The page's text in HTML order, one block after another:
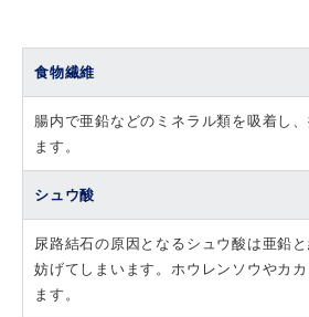
食物繊維
腸内で亜鉛などのミネラル類を吸着し
ます。
シュウ酸
尿路結石の原因となるシュウ酸は亜鉛
妨げてしまいます。ホウレンソウやカ
ます。